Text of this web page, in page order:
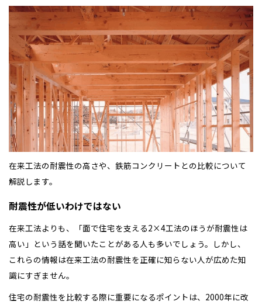
在来工法の耐震性の高さや、鉄筋コンクリートとの比較について
解説します。
耐震性が低いわけではない
在来工法よりも、「面で住宅を支える2×4工法のほうが耐震性は
高い」という話を聞いたことがある人も多いでしょう。しかし、
これらの情報は在来工法の耐震性を正確に知らない人が広めた知
識にすぎません。
住宅の耐震性を比較する際に重要になるポイントは、2000年に改
群馬
滋賀
和歌山
鳥取
島根
広島
山口
徳島
高知
熊本
大分
宮崎
鹿児島
長崎
沖縄
※現住所のある都道府県以外の建築予定地の方でも現住所の有るお近
くの展示場又は店舗にお問合せください。
移住の計画の方もご相談対
応します。お気軽にご相談ください。
茨城県
水戸
栃木県
宇都宮
小山
群馬県
群馬
伊勢崎
熊本県
熊本
大分県
大分
宮崎県
宮崎
鹿児島県
鹿児島